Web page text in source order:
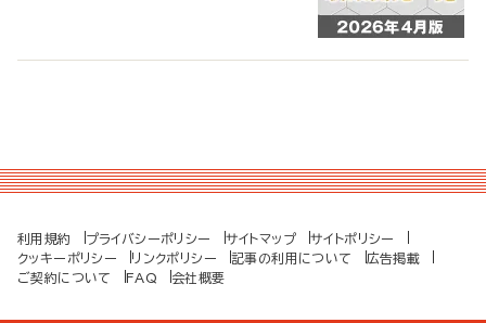
利用規約 プライバシーポリシー サイトマップ
サイトポリシー
クッキーポリシー
リンクポリシー 記事の利用について
広告掲載
ご契約について
FAQ 会社概要